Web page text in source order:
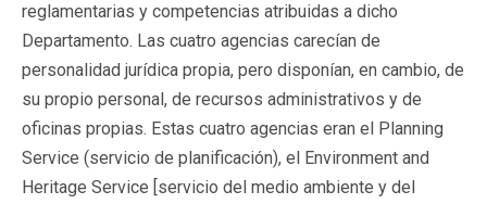
reglamentarias y competencias atribuidas a dicho
Departamento. Las cuatro agencias carecían de
personalidad jurídica propia, pero disponían, en cambio, de
su propio personal, de recursos administrativos y de
oficinas propias. Estas cuatro agencias eran el Planning
Service (servicio de planificación), el Environment and
Heritage Service [servicio del medio ambiente y del